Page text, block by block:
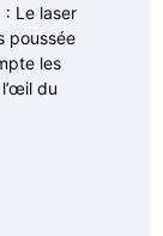
: Le laser
poussée
les
du